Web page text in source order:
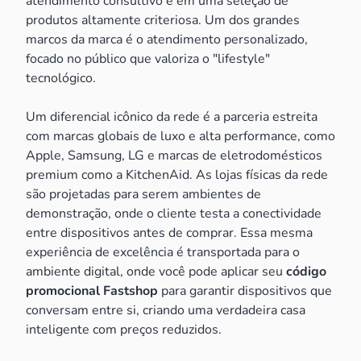
produtos altamente criteriosa. Um dos grandes
marcos da marca é o atendimento personalizado,
focado no público que valoriza o "lifestyle"
tecnológico.
Um diferencial icônico da rede é a parceria estreita
com marcas globais de luxo e alta performance, como
Apple, Samsung, LG e marcas de eletrodomésticos
premium como a KitchenAid. As lojas físicas da rede
são projetadas para serem ambientes de
demonstração, onde o cliente testa a conectividade
entre dispositivos antes de comprar. Essa mesma
experiência de excelência é transportada para o
ambiente digital, onde você pode aplicar seu código
promocional Fastshop para garantir dispositivos que
conversam entre si, criando uma verdadeira casa
inteligente com preços reduzidos.